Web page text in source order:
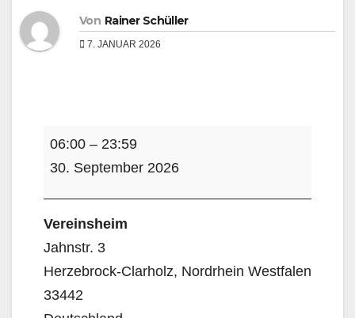
Von Rainer Schüller
7. JANUAR 2026
Volleyball,
Wangerooge
06:00 – 23:59
30. September 2026
Vereinsheim
Jahnstr. 3
Herzebrock-Clarholz, Nordrhein Westfalen
33442